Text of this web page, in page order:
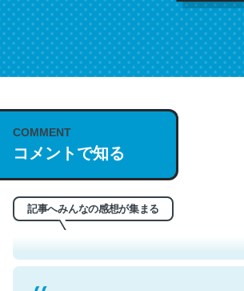
COMMENT
コメントで知る
記事へみんなの感想が集まる
これは名文。彼はとてもクレバーなんだ
もお勧め。自分はこの流れ好き。Let’s
─今のこの状況が信じられるかい？ by ラーズ・ヌ